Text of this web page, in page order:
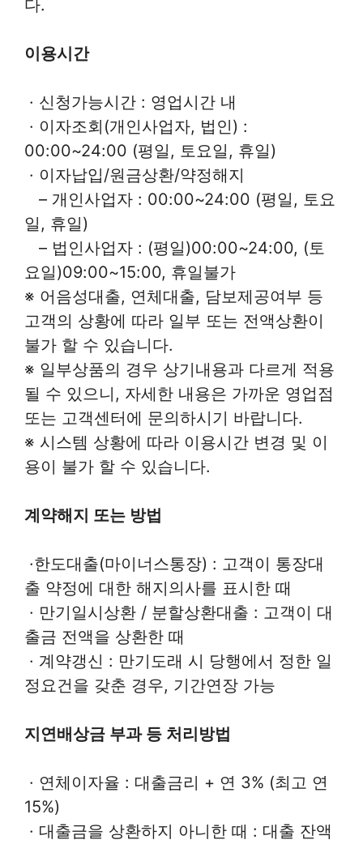
다.
이용시간
· 신청가능시간 : 영업시간 내
· 이자조회(개인사업자, 법인) :
00:00~24:00 (평일, 토요일, 휴일)
· 이자납입/원금상환/약정해지
– 개인사업자 : 00:00~24:00 (평일, 토요
일, 휴일)
– 법인사업자 : (평일)00:00~24:00, (토
요일)09:00~15:00, 휴일불가
※ 어음성대출, 연체대출, 담보제공여부 등
고객의 상황에 따라 일부 또는 전액상환이
불가 할 수 있습니다.
※ 일부상품의 경우 상기내용과 다르게 적용
될 수 있으니, 자세한 내용은 가까운 영업점
또는 고객센터에 문의하시기 바랍니다.
※ 시스템 상황에 따라 이용시간 변경 및 이
용이 불가 할 수 있습니다.
계약해지 또는 방법
·한도대출(마이너스통장) : 고객이 통장대
출 약정에 대한 해지의사를 표시한 때
· 만기일시상환 / 분할상환대출 : 고객이 대
출금 전액을 상환한 때
· 계약갱신 : 만기도래 시 당행에서 정한 일
정요건을 갖춘 경우, 기간연장 가능
지연배상금 부과 등 처리방법
· 연체이자율 : 대출금리 + 연 3% (최고 연
15%)
· 대출금을 상환하지 아니한 때 : 대출 잔액